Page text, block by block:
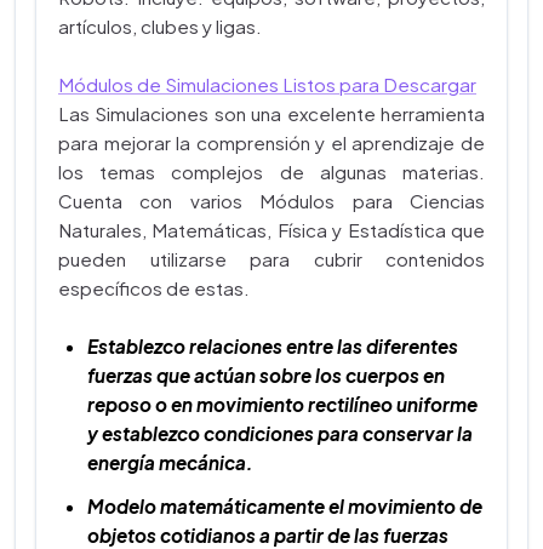
artículos, clubes y ligas.
Módulos de Simulaciones Listos para Descargar
Las Simulaciones son una excelente herramienta
para mejorar la comprensión y el aprendizaje de
los temas complejos de algunas materias.
Cuenta con varios Módulos para Ciencias
Naturales, Matemáticas, Física y Estadística que
pueden utilizarse para cubrir contenidos
específicos de estas.
Establezco relaciones entre las diferentes
fuerzas que actúan sobre los cuerpos en
reposo o en movimiento rectilíneo uniforme
y establezco condiciones para conservar la
energía mecánica.
Modelo matemáticamente el movimiento de
objetos cotidianos a partir de las fuerzas